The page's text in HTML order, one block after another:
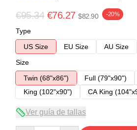
€95.34 €76.27 $82.90 -20%
Type
US Size
EU Size
AU Size
Size
Twin (68"x86")
Full (79"x90")
King (102"x90")
CA King
Ver guía de tallas